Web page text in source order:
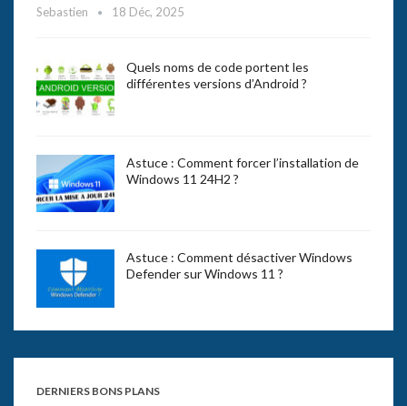
Sebastien 18 Déc, 2025
Quels noms de code portent les
différentes versions d’Android ?
Astuce : Comment forcer l’installation de
Windows 11 24H2 ?
Astuce : Comment désactiver Windows
Defender sur Windows 11 ?
DERNIERS BONS PLANS